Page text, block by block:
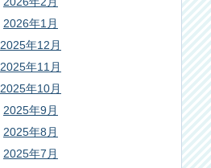
2026年1月
2025年12月
2025年11月
2025年10月
2025年9月
2025年8月
2025年7月